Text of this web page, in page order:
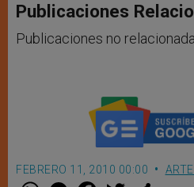
Publicaciones
Publicaciones no
FEBRERO 11, 2010 00:00